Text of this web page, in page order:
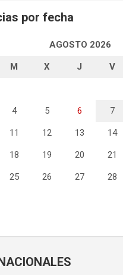
por fecha
AGOSTO 2026
M X J V
4 5 6 7
11 12 13 14
18 19 20 21
25 26 27 28